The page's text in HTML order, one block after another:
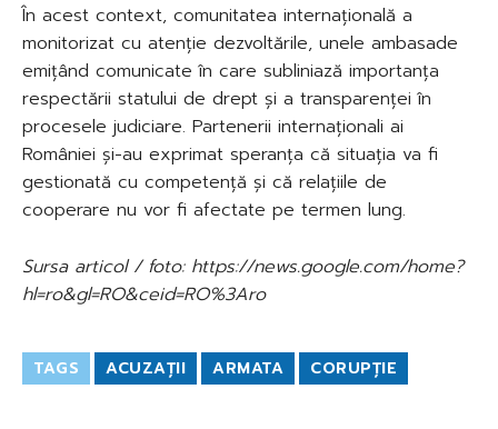
În acest context, comunitatea internațională a
monitorizat cu atenție dezvoltările, unele ambasade
emițând comunicate în care subliniază importanța
respectării statului de drept și a transparenței în
procesele judiciare. Partenerii internaționali ai
României și-au exprimat speranța că situația va fi
gestionată cu competență și că relațiile de
cooperare nu vor fi afectate pe termen lung.
Sursa articol / foto: https://news.google.com/home?
hl=ro&gl=RO&ceid=RO%3Aro
TAGS ACUZAȚII ARMATA CORUPȚIE